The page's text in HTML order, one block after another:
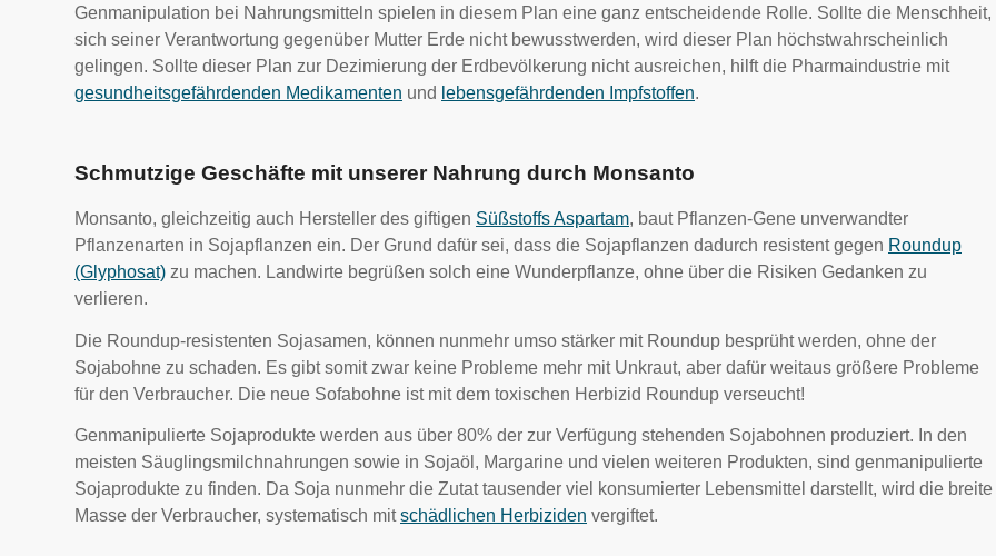
Genmanipulation bei Nahrungsmitteln spielen in diesem Plan eine ganz entscheidende Rolle. Sollte die Menschheit,
sich seiner Verantwortung gegenüber Mutter Erde nicht bewusstwerden, wird dieser Plan höchstwahrscheinlich
gelingen. Sollte dieser Plan zur Dezimierung der Erdbevölkerung nicht ausreichen, hilft die Pharmaindustrie mit
gesundheitsgefährdenden Medikamenten und lebensgefährdenden Impfstoffen.
Schmutzige Geschäfte mit unserer Nahrung durch Monsanto
Monsanto, gleichzeitig auch Hersteller des giftigen Süßstoffs Aspartam, baut Pflanzen-Gene unverwandter
Pflanzenarten in Sojapflanzen ein. Der Grund dafür sei, dass die Sojapflanzen dadurch resistent gegen Roundup
(Glyphosat) zu machen. Landwirte begrüßen solch eine Wunderpflanze, ohne über die Risiken Gedanken zu
verlieren.
Die Roundup-resistenten Sojasamen, können nunmehr umso stärker mit Roundup besprüht werden, ohne der
Sojabohne zu schaden. Es gibt somit zwar keine Probleme mehr mit Unkraut, aber dafür weitaus größere Probleme
für den Verbraucher. Die neue Sofabohne ist mit dem toxischen Herbizid Roundup verseucht!
Genmanipulierte Sojaprodukte werden aus über 80% der zur Verfügung stehenden Sojabohnen produziert. In den
meisten Säuglingsmilchnahrungen sowie in Sojaöl, Margarine und vielen weiteren Produkten, sind genmanipulierte
Sojaprodukte zu finden. Da Soja nunmehr die Zutat tausender viel konsumierter Lebensmittel darstellt, wird die breite
Masse der Verbraucher, systematisch mitschädlichen Herbiziden vergiftet.